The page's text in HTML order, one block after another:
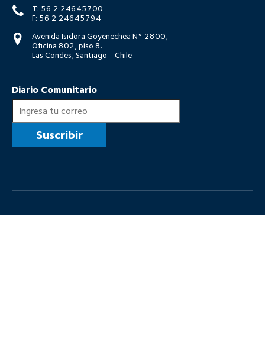
T: 56 2 24645700
F: 56 2 24645794
Avenida Isidora Goyenechea N° 2800,
Oficina 802, piso 8.
Las Condes, Santiago - Chile
Diario Comunitario